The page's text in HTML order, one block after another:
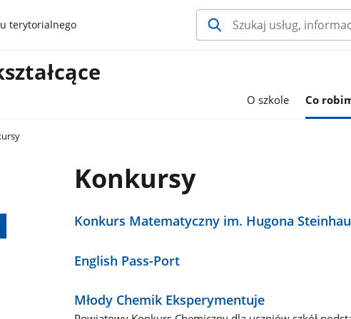
terytorialnego
O szkole Co
Konkursy
Konkurs Matematyczny im. Hugona
English Pass-Port
Młody Chemik Eksperymentuje